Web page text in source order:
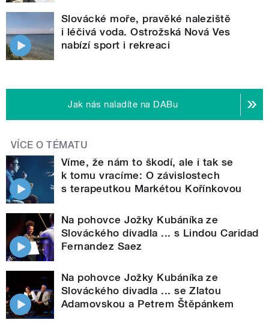
Slovácké moře, pravěké naleziště
i léčivá voda. Ostrožská Nová Ves
nabízí sport i rekreaci
Jak nás naladíte na DABu
VÍCE O TÉMATU
Víme, že nám to škodí, ale i tak se
k tomu vracíme: O závislostech
s terapeutkou Markétou Kořínkovou
Na pohovce Jožky Kubáníka ze
Slováckého divadla ... s Lindou Caridad
Fernandez Saez
Na pohovce Jožky Kubáníka ze
Slováckého divadla ... se Zlatou
Adamovskou a Petrem Štěpánkem